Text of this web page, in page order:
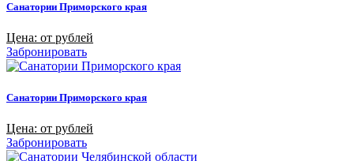
Санатории Приморского края
Цена: от рублей
Забронировать
Санатории Приморского края
Цена: от рублей
Забронировать